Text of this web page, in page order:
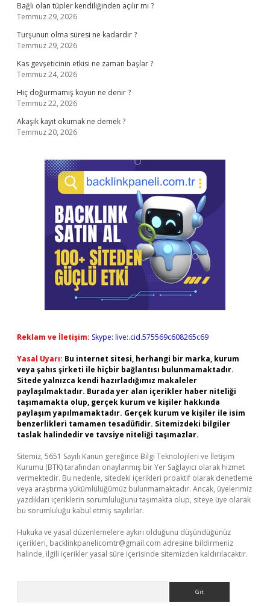
Bağlı olan tüpler kendiliğinden açılır mı ?
Temmuz 29, 2026
Turşunun olma süresi ne kadardır ?
Temmuz 29, 2026
Kas gevşeticinin etkisi ne zaman başlar ?
Temmuz 24, 2026
Hiç doğurmamış koyun ne denir ?
Temmuz 22, 2026
Akaşik kayıt okumak ne demek ?
Temmuz 20, 2026
Reklam ve İletişim: Skype: live:.cid.575569c608265c69
Yasal Uyarı: Bu internet sitesi, herhangi bir marka, kurum
veya şahıs şirketi ile hiçbir bağlantısı bulunmamaktadır.
Sitede yalnızca kendi hazırladığımız makaleler
paylaşılmaktadır. Burada yer alan içerikler haber niteliği
taşımamakta olup, gerçek kurum ve kişiler hakkında
paylaşım yapılmamaktadır. Gerçek kurum ve kişiler ile isim
benzerlikleri tamamen tesadüfidir. Sitemizdeki bilgiler
taslak halindedir ve tavsiye niteliği taşımazlar.
Sitemiz, 5651 Sayılı Kanun gereğince Bilgi Teknolojileri ve İletişim
Kurumu (BTK) tarafından onaylanmış bir Yer Sağlayıcı olarak hizmet
vermektedir. Bu nedenle, sitedeki içerikleri proaktif olarak denetleme
veya araştırma yükümlülüğümüz bulunmamaktadır. Ancak, üyelerimiz
yazdıkları içeriklerin sorumluluğunu taşımakta olup, siteye üye olarak
bu sorumluluğu kabul etmiş sayılırlar.
Hukuka ve yasal düzenlemelere aykırı olduğunu düşündüğünüz
içerikleri, backlinkpanelicomtr@gmail.com adresine bildirmeniz
halinde, ilgili içerikler yasal süre içerisinde sitemizden kaldırılacaktır.